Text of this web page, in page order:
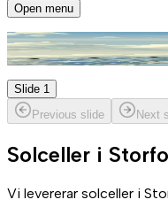
Open menu
Slide 1
Previous slide
Next
Solceller i
Vi levererar solceller i